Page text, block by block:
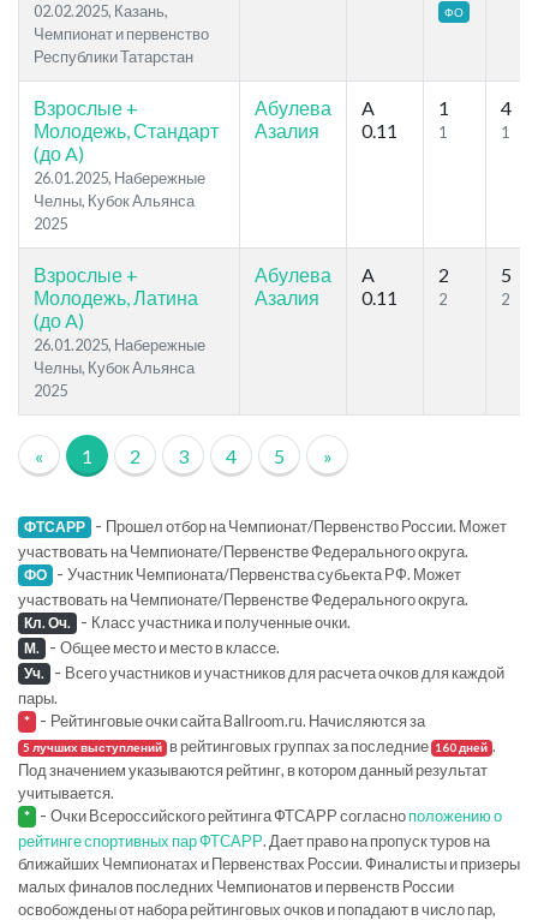
02.02.2025, Казань,
Чемпионат и первенство
Республики Татарстан
ФО
Взрослые +
Молодежь, Стандарт
(до A)
26.01.2025, Набережные
Челны, Кубок Альянса
2025
Абулева
Азалия
A
0.11
1
1
4
1
Взрослые +
Молодежь, Латина
(до A)
26.01.2025, Набережные
Челны, Кубок Альянса
2025
Абулева
Азалия
A
0.11
2
2
5
2
« 1 2 3 4 5 »
ФТСАРР - Прошел отбор на Чемпионат/Первенство России. Может
участвовать на Чемпионате/Первенстве Федерального округа.
ФО - Участник Чемпионата/Первенства субьекта РФ. Может
участвовать на Чемпионате/Первенстве Федерального округа.
Кл. Оч. - Класс участника и полученные очки.
М. - Общее место и место в классе.
Уч. - Всего участников и участников для расчета очков для каждой
пары.
* - Рейтинговые очки сайта Ballroom.ru. Начисляются за
5 лучших выступлений в рейтинговых группах за последние 160 дней .
Под значением указываются рейтинг, в котором данный результат
учитывается.
* - Очки Всероссийского рейтинга ФТСАРР согласноположению о
рейтинге спортивных пар ФТСАРР. Дает право на пропуск туров на
ближайших Чемпионатах и Первенствах России. Финалисты и призеры
малых финалов последних Чемпионатов и первенств России
освобождены от набора рейтинговых очков и попадают в число пар,